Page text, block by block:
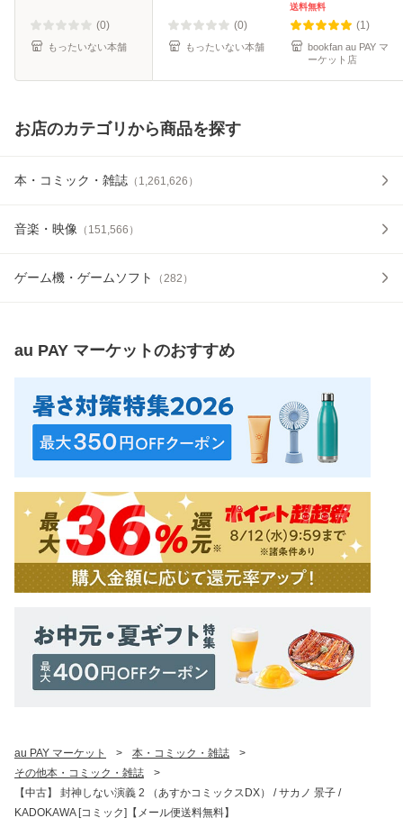
料無料】
(0)
もったいない本舗
(0)
もったいない本舗
送料無料
(1)
bookfan au PAY マ
ーケット店
お店のカテゴリから商品を探す
本・コミック・雑誌 （ 1,261,626 ）
音楽・映像 （ 151,566 ）
ゲーム機・ゲームソフト （282 ）
au PAY マーケットのおすすめ
au PAY マーケット > 本・コミック・雑誌
>
その他本・コミック・雑誌
>
【中古】 封神しない演義 2 （あすかコミックスDX） / サカノ 景子 /
KADOKAWA [コミック]【メール便送料無料】